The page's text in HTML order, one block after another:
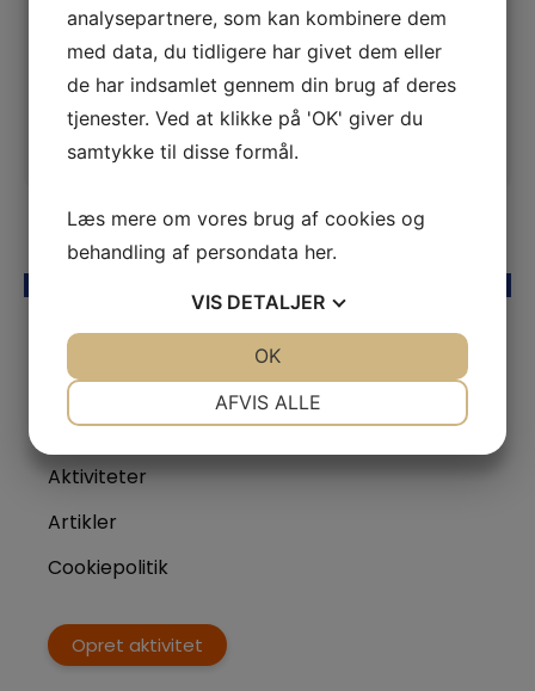
Damhaven 8
7100
Vejle
Gå til aktivitet
Links
Om os
Aktiviteter
Artikler
Cookiepolitik
Opret aktivitet
analysepartnere, som kan kombinere dem
med data, du tidligere har givet dem eller
de har indsamlet gennem din brug af deres
tjenester. Ved at klikke på 'OK' giver du
samtykke til disse formål.
Læs mere om vores brug af cookies og
behandling af persondata her.
VIS DETALJER
MARKETING
AFVIS ALLE
OK